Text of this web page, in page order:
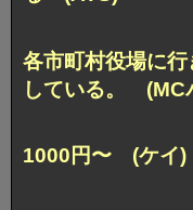
各市町村役場に行
している。 (MC
1000円〜 (ケイ)